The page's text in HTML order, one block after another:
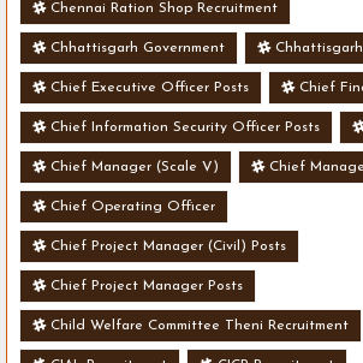
Chennai Ration Shop Recruitment
Chhattisgarh Government
Chief Executive Officer Posts Chief
Chief Information Security Officer Posts
Chief Manager (Scale V) Chief
Chief Operating Officer
Chief Project Manager (Civil) Posts
Chief Project Manager Posts
Child Welfare Committee Theni Recruitment